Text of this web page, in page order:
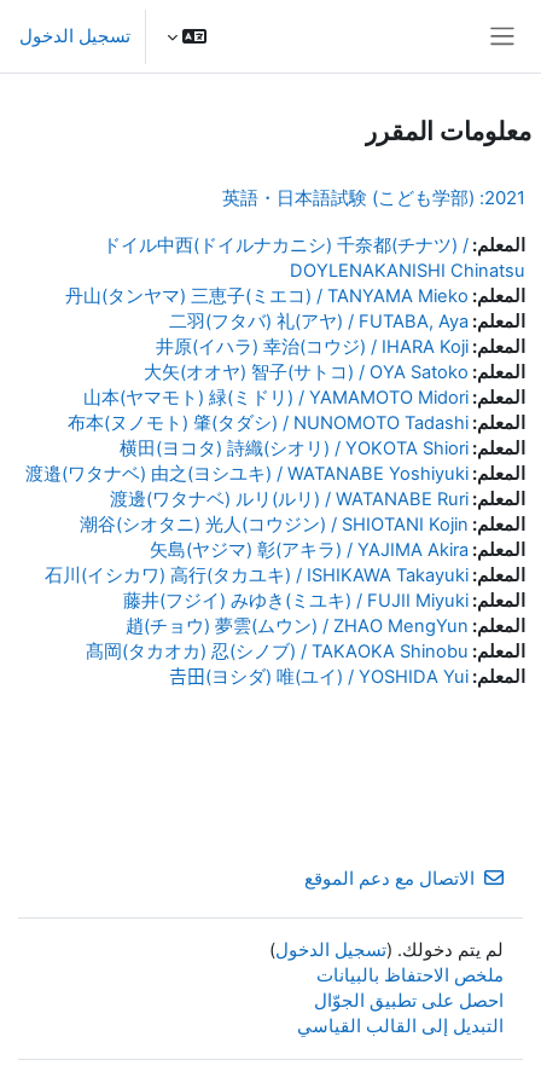
تسجيل الدخول
معلومات المقرر
2021: 英語・日本語試験 (こども学部)
المعلم: ドイル中西(ドイルナカニシ) 千奈都(チナツ) /
DOYLENAKANISHI Chinatsu
المعلم: 丹山(タンヤマ) 三恵子(ミエコ) / TANYAMA Mieko
المعلم: 二羽(フタバ) 礼(アヤ) / FUTABA, Aya
المعلم: 井原(イハラ) 幸治(コウジ) / IHARA Koji
المعلم: 大矢(オオヤ) 智子(サトコ) / OYA Satoko
المعلم: 山本(ヤマモト) 緑(ミドリ) / YAMAMOTO Midori
المعلم: 布本(ヌノモト) 肇(タダシ) / NUNOMOTO Tadashi
المعلم: 横田(ヨコタ) 詩織(シオリ) / YOKOTA Shiori
المعلم: 渡邉(ワタナベ) 由之(ヨシユキ) / WATANABE Yoshiyuki
المعلم: 渡邊(ワタナベ) ルリ(ルリ) / WATANABE Ruri
المعلم: 潮谷(シオタニ) 光人(コウジン) / SHIOTANI Kojin
المعلم: 矢島(ヤジマ) 彰(アキラ) / YAJIMA Akira
المعلم: 石川(イシカワ) 高行(タカユキ) / ISHIKAWA Takayuki
المعلم: 藤井(フジイ) みゆき(ミユキ) / FUJII Miyuki
المعلم: 趙(チョウ) 夢雲(ムウン) / ZHAO MengYun
المعلم: 髙岡(タカオカ) 忍(シノブ) / TAKAOKA Shinobu
المعلم: 𠮷田(ヨシダ) 唯(ユイ) / YOSHIDA Yui
الاتصال مع دعم الموقع
لم يتم دخولك. (تسجيل الدخول)
ملخص الاحتفاظ بالبيانات
احصل على تطبيق الجوّال
التبديل إلى القالب القياسي